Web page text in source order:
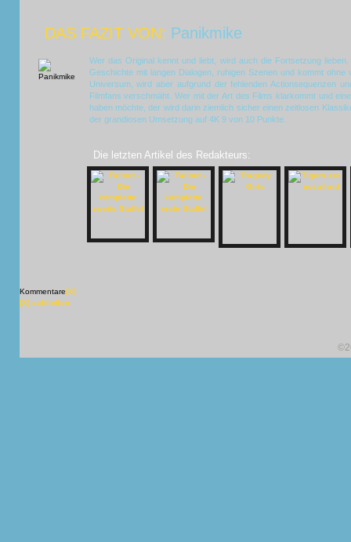
DAS FAZIT VON: Panikmike
Wer das Original kennt und liebt, wird auch die Fortsetzung
Geschichte mit langen Dialogen, ruhigen Szenen und kommt
Universum, wird aber aufgrund der fehlenden Actionsequenzen
Filmfans verschmäht. Wer mit der Art des Films klarkommt und
haben möchte, der wird darin ziemlich sicher einen zeitlosen
der grandiosen Umsetzung auf 4K 9 von 10 Punkte.
Die letzten Artikel des Redakteurs:
Kommentare[X]
[X] schließen